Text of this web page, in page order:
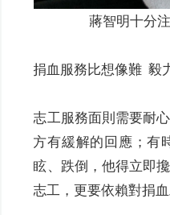
蔣智明十分
捐血服務比想像難 毅
志工服務面則需要耐
方有緩解的回應；有
眩、跌倒，他得立即
志工，更要依賴對捐